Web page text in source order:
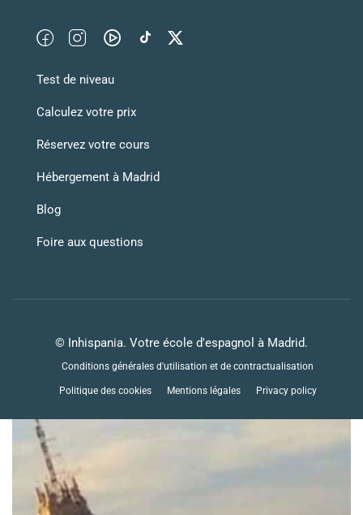
Test de niveau
Calculez votre prix
Réservez votre cours
Hébergement à Madrid
Blog
Foire aux questions
© Inhispania. Votre école d'espagnol à Madrid.
Conditions générales d'utilisation et de contractualisation
Politique des cookies Mentions légales Privacy policy